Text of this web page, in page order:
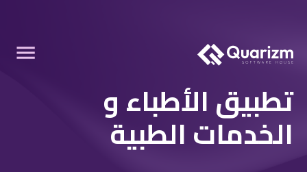
تطبيق الأطباء و
الخدمات الطبية